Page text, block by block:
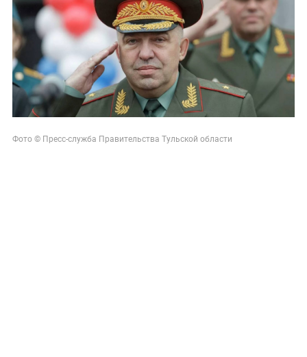
Фото © Пресс-служба Правительства Тульской области